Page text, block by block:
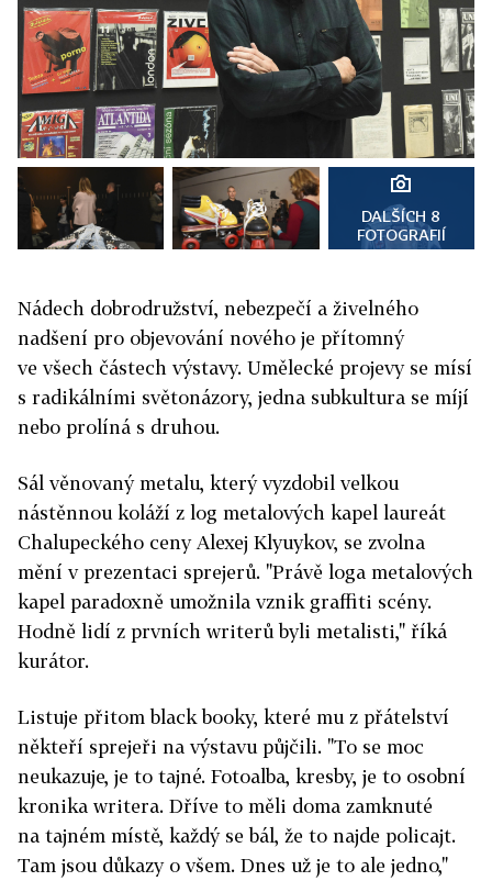
DALŠÍCH 8
FOTOGRAFIÍ
Nádech dobrodružství, nebezpečí a živelného
nadšení pro objevování nového je přítomný
ve všech částech výstavy. Umělecké projevy se mísí
s radikálními světonázory, jedna subkultura se míjí
nebo prolíná s druhou.
Sál věnovaný metalu, který vyzdobil velkou
nástěnnou koláží z log metalových kapel laureát
Chalupeckého ceny Alexej Klyuykov, se zvolna
mění v prezentaci sprejerů. "Právě loga metalových
kapel paradoxně umožnila vznik graffiti scény.
Hodně lidí z prvních writerů byli metalisti," říká
kurátor.
Listuje přitom black booky, které mu z přátelství
někteří sprejeři na výstavu půjčili. "To se moc
neukazuje, je to tajné. Fotoalba, kresby, je to osobní
kronika writera. Dříve to měli doma zamknuté
na tajném místě, každý se bál, že to najde policajt.
Tam jsou důkazy o všem. Dnes už je to ale jedno,"